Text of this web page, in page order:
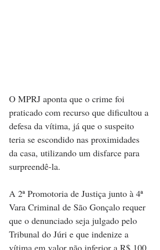
O MPRJ aponta que o crime foi
praticado com recurso que dificultou a
defesa da vítima, já que o suspeito
teria se escondido nas proximidades
da casa, utilizando um disfarce para
surpreendê-la.
A 2ª Promotoria de Justiça junto à 4ª
Vara Criminal de São Gonçalo requer
que o denunciado seja julgado pelo
Tribunal do Júri e que indenize a
vítima em valor não inferior a R$ 100